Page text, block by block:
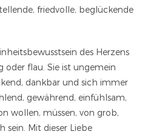
friedvolle, beglückende
des Herzens
flau. Sie ist ungemein
dankbar und sich immer
gewährend, einfühlsam,
wollen, müssen, von grob,
sein. Mit dieser Liebe